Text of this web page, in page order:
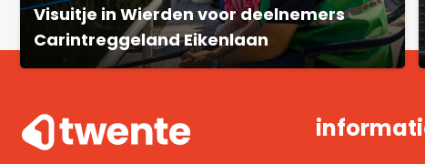
Visuitje in Wierden voor deelnemers
Carintreggeland Eikenlaan